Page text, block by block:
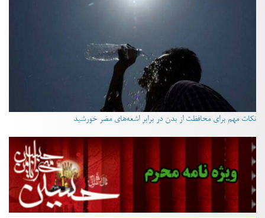
نکات مهم برای محافظت از بدن در برابر اشعه‌های مضر خورشید